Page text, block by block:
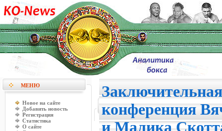
МЕНЮ
Новое на сайте
Добавить новость
Регистрация
Статистика
О сайте
конференция
и Малика